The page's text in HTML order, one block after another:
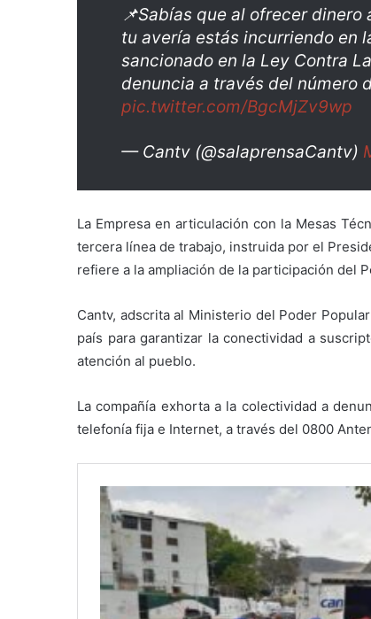
📌Sabías que al ofrecer
tu avería estás incurriendo en
sancionado en la Ley Contra
denuncia a través del número
pic.twitter.com/BgcMjZv9wp
— Cantv (@salaprensaCantv)
La Empresa en articulación con la Mesas
tercera línea de trabajo, instruida por el
refiere a la ampliación de la participación del
Cantv, adscrita al Ministerio del Poder
país para garantizar la conectividad a
atención al pueblo.
La compañía exhorta a la colectividad a
telefonía fija e Internet, a través del 0800